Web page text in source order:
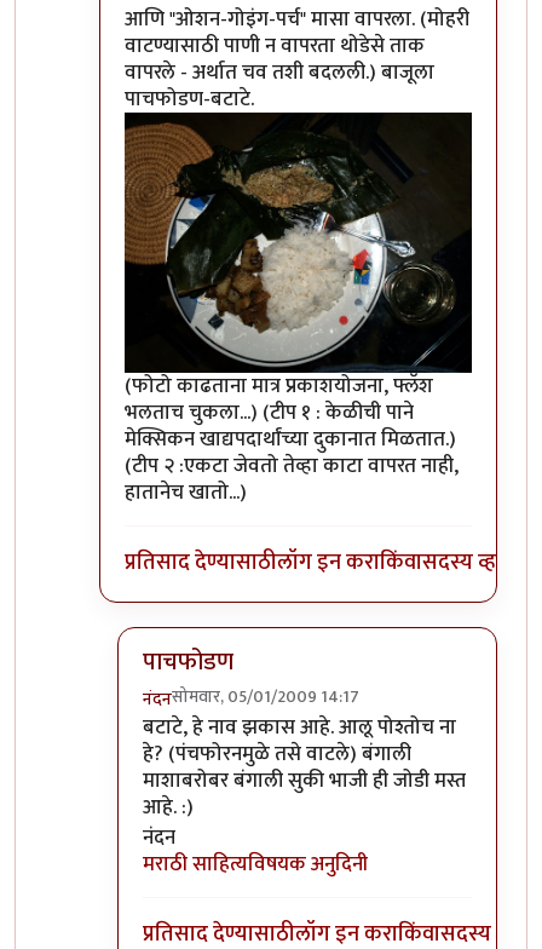
In reply toहरकत नाहिbyपांथस्थ
आणि "ओशन-गोइंग-पर्च" मासा वापरला. (मोहरी
वाटण्यासाठी पाणी न वापरता थोडेसे ताक
वापरले - अर्थात चव तशी बदलली.) बाजूला
पाचफोडण-बटाटे.
(फोटो काढताना मात्र प्रकाशयोजना, फ्लॅश
भलताच चुकला...) (टीप १ : केळीची पाने
मेक्सिकन खाद्यपदार्थांच्या दुकानात मिळतात.)
(टीप २ :एकटा जेवतो तेव्हा काटा वापरत नाही,
हातानेच खातो...)
प्रतिसाद देण्यासाठीलॉग इन कराकिंवासदस्य व्हा
पाचफोडण
नंदनसोमवार, 05/01/2009 14:17
In reply toनेहमीची मोहरी घालूनbyधनंजय
बटाटे, हे नाव झकास आहे. आलू पोश्तोच ना
हे? (पंचफोरनमुळे तसे वाटले) बंगाली
माशाबरोबर बंगाली सुकी भाजी ही जोडी मस्त
आहे. :)
नंदन
मराठी साहित्यविषयक अनुदिनी
प्रतिसाद देण्यासाठीलॉग इन कराकिंवासदस्य व्हा